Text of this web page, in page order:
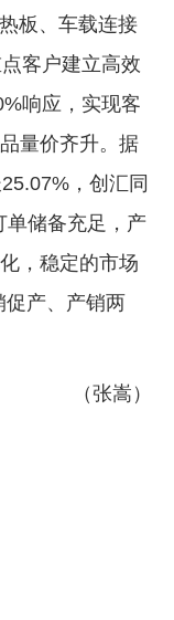
板、车载连接
客户建立高效
响应，实现客
量价齐升。据
，创汇同
单储备充足，产
，稳定的市场
促产、产销两
（张嵩）